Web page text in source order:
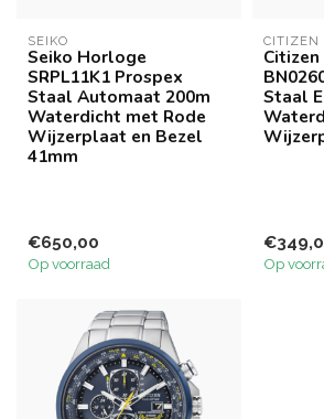
SEIKO
Seiko Horloge
SRPL11K1 Prospex
Staal Automaat 200m
Waterdicht met Rode
Wijzerplaat en Bezel
41mm
€650,00
Op voorraad
CITIZEN
Staal
Op